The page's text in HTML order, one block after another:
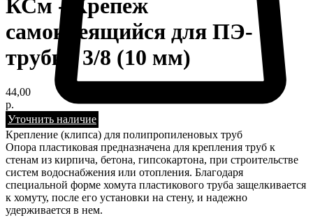
КСм - Крепеж
самоклеящийся для ПЭ-
трубки 3/8 (10 мм)
44,00
р.
Уточнить наличие
Крепление (клипса) для полипропиленовых труб
Опора пластиковая предназначена для крепления труб к
стенам из кирпича, бетона, гипсокартона, при строительстве
систем водоснабжения или отопления. Благодаря
специальной форме хомута пластикового труба защелкивается
к хомуту, после его установки на стену, и надежно
удерживается в нем.